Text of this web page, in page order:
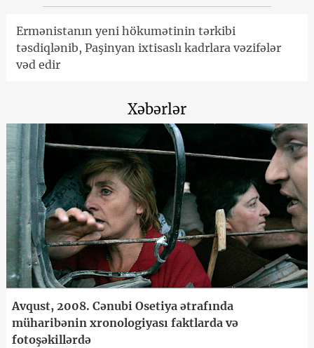
Ermənistanın yeni hökumətinin tərkibi
təsdiqlənib, Paşinyan ixtisaslı kadrlara vəzifələr
vəd edir
Xəbərlər
Avqust, 2008. Cənubi Osetiya ətrafında
müharibənin xronologiyası faktlarda və
fotoşəkillərdə